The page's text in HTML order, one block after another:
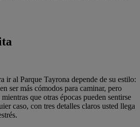
ir al Parque Tayrona depende de su estilo:
ser más cómodos para caminar, pero
que otras épocas pueden sentirse
caso, con tres detalles claros usted llega